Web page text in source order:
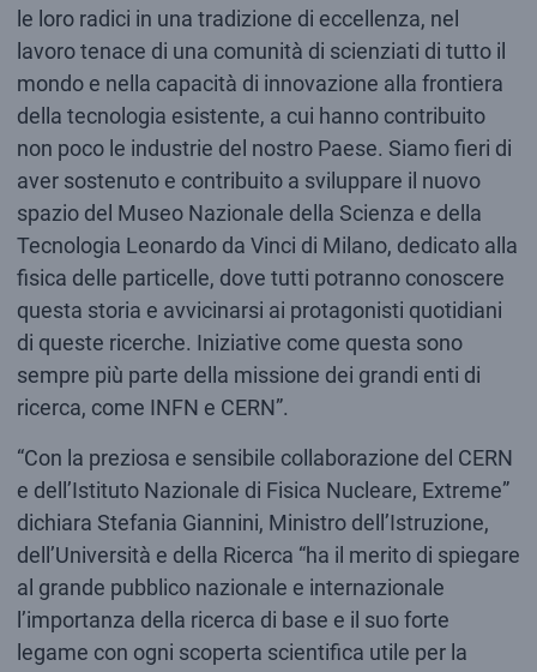
le loro radici in una tradizione di eccellenza, nel
lavoro tenace di una comunità di scienziati di tutto il
mondo e nella capacità di innovazione alla frontiera
della tecnologia esistente, a cui hanno contribuito
non poco le industrie del nostro Paese. Siamo fieri di
aver sostenuto e contribuito a sviluppare il nuovo
spazio del Museo Nazionale della Scienza e della
Tecnologia Leonardo da Vinci di Milano, dedicato alla
fisica delle particelle, dove tutti potranno conoscere
questa storia e avvicinarsi ai protagonisti quotidiani
di queste ricerche. Iniziative come questa sono
sempre più parte della missione dei grandi enti di
ricerca, come INFN e CERN”.
“Con la preziosa e sensibile collaborazione del CERN
e dell’Istituto Nazionale di Fisica Nucleare, Extreme”
dichiara Stefania Giannini, Ministro dell’Istruzione,
dell’Università e della Ricerca “ha il merito di spiegare
al grande pubblico nazionale e internazionale
l’importanza della ricerca di base e il suo forte
legame con ogni scoperta scientifica utile per la